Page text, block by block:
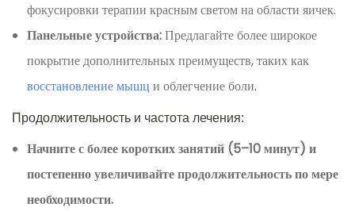
фокусировки терапии красным светом на области яичек.
Панельные устройства:Предлагайте более широкое
покрытие дополнительных преимуществ, таких как
восстановление мышци облегчение боли.
Продолжительность и частота лечения:
Начните с более коротких занятий (5–10 минут) и
постепенно увеличивайте продолжительность по мере
необходимости.